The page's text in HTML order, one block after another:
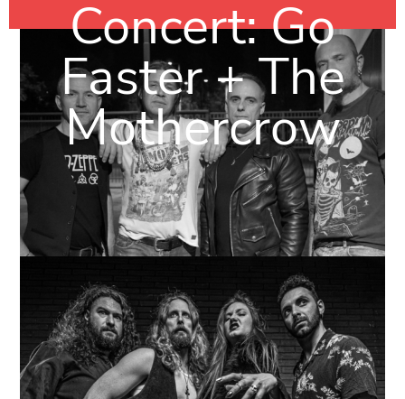
Concert: Go
Faster + The
Mothercrow